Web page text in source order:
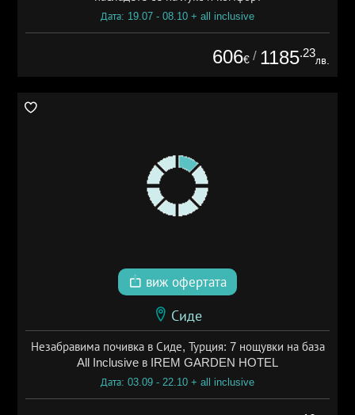
Дата: 19.07 - 08.10 + all inclusive
606€ / 1185.23
лв.
виж офертата
Сиде
Незабравима почивка в Сиде, Турция: 7 нощувки на база
All Inclusive в IREM GARDEN HOTEL
Дата: 03.09 - 22.10 + all inclusive